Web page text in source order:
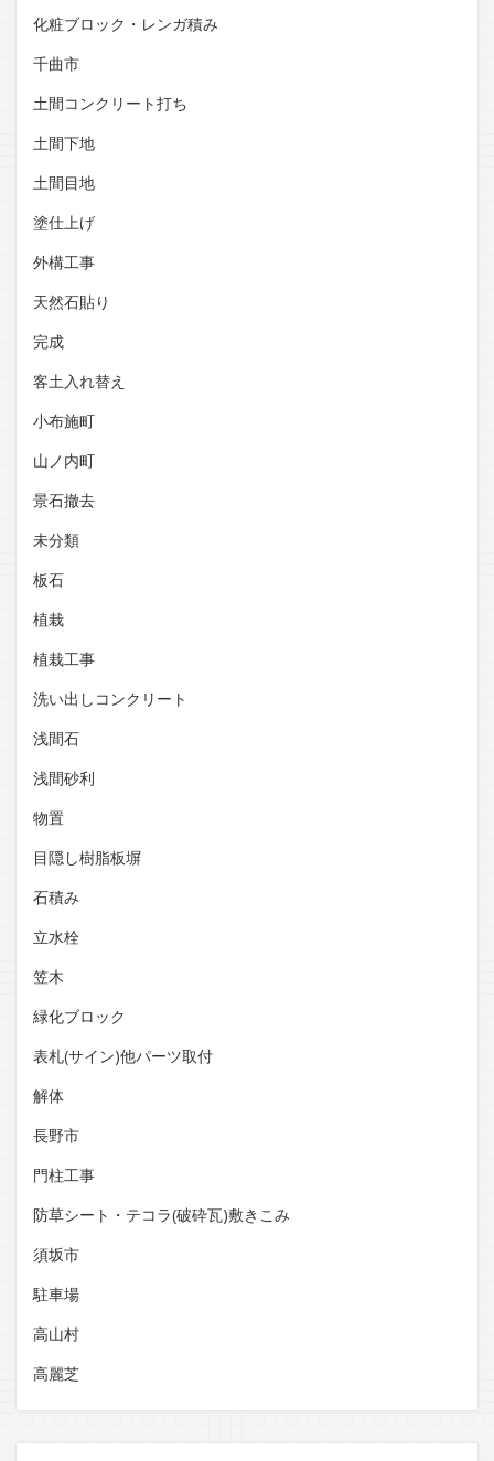
化粧ブロック・レンガ積み
千曲市
土間コンクリート打ち
土間下地
土間目地
塗仕上げ
外構工事
天然石貼り
完成
客土入れ替え
小布施町
山ノ内町
景石撤去
未分類
板石
植栽
植栽工事
洗い出しコンクリート
浅間石
浅間砂利
物置
目隠し樹脂板塀
石積み
立水栓
笠木
緑化ブロック
表札(サイン)他パーツ取付
解体
長野市
門柱工事
防草シート・テコラ(破砕瓦)敷きこみ
須坂市
駐車場
高山村
高麗芝